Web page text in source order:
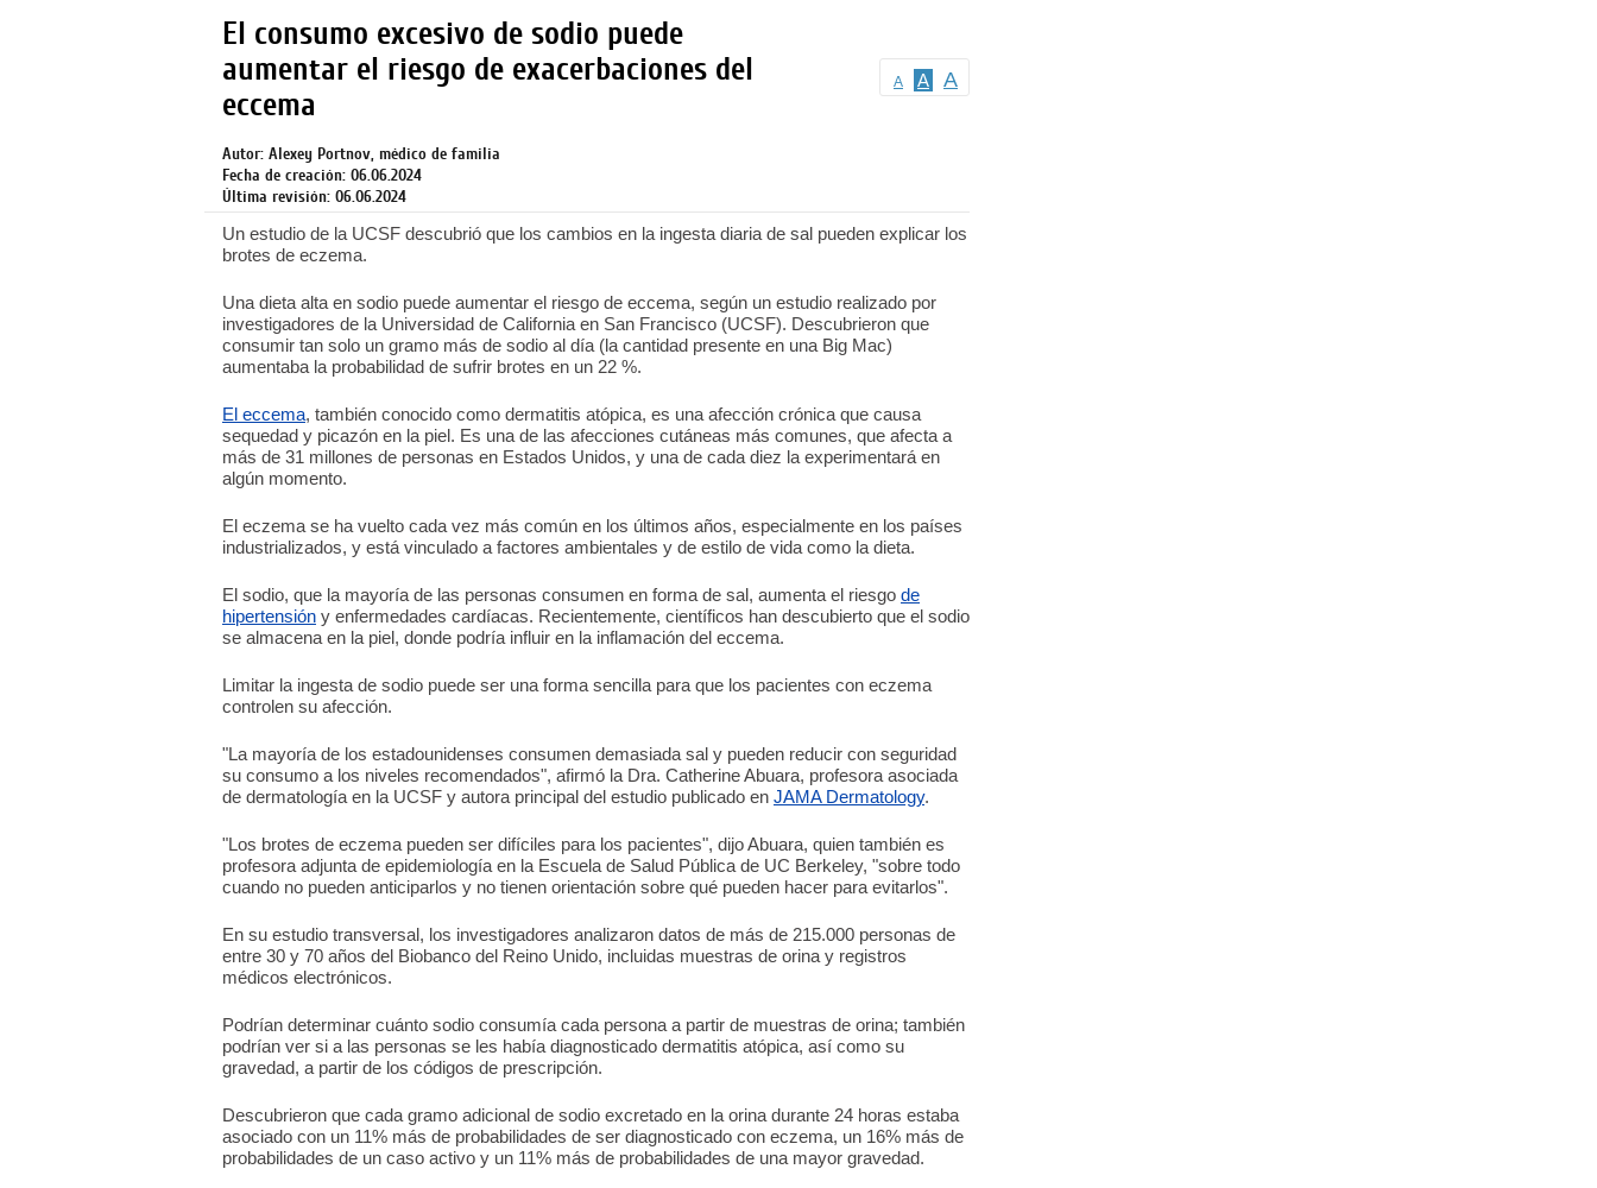
A A A
El consumo excesivo de sodio puede
aumentar el riesgo de exacerbaciones del
eccema
Autor: Alexey Portnov, médico de familia
Fecha de creación: 06.06.2024
Última revisión: 06.06.2024
Un estudio de la UCSF descubrió que los cambios en la ingesta diaria de sal pueden explicar los
brotes de eczema.
Una dieta alta en sodio puede aumentar el riesgo de eccema, según un estudio realizado por
investigadores de la Universidad de California en San Francisco (UCSF). Descubrieron que
consumir tan solo un gramo más de sodio al día (la cantidad presente en una Big Mac)
aumentaba la probabilidad de sufrir brotes en un 22 %.
El eccema, también conocido como dermatitis atópica, es una afección crónica que causa
sequedad y picazón en la piel. Es una de las afecciones cutáneas más comunes, que afecta a
más de 31 millones de personas en Estados Unidos, y una de cada diez la experimentará en
algún momento.
El eczema se ha vuelto cada vez más común en los últimos años, especialmente en los países
industrializados, y está vinculado a factores ambientales y de estilo de vida como la dieta.
El sodio, que la mayoría de las personas consumen en forma de sal, aumenta el riesgo de
hipertensión y enfermedades cardíacas. Recientemente, científicos han descubierto que el sodio
se almacena en la piel, donde podría influir en la inflamación del eccema.
Limitar la ingesta de sodio puede ser una forma sencilla para que los pacientes con eczema
controlen su afección.
"La mayoría de los estadounidenses consumen demasiada sal y pueden reducir con seguridad
su consumo a los niveles recomendados", afirmó la Dra. Catherine Abuara, profesora asociada
de dermatología en la UCSF y autora principal del estudio publicado en JAMA Dermatology.
"Los brotes de eczema pueden ser difíciles para los pacientes", dijo Abuara, quien también es
profesora adjunta de epidemiología en la Escuela de Salud Pública de UC Berkeley, "sobre todo
cuando no pueden anticiparlos y no tienen orientación sobre qué pueden hacer para evitarlos".
En su estudio transversal, los investigadores analizaron datos de más de 215.000 personas de
entre 30 y 70 años del Biobanco del Reino Unido, incluidas muestras de orina y registros
médicos electrónicos.
Podrían determinar cuánto sodio consumía cada persona a partir de muestras de orina; también
podrían ver si a las personas se les había diagnosticado dermatitis atópica, así como su
gravedad, a partir de los códigos de prescripción.
Descubrieron que cada gramo adicional de sodio excretado en la orina durante 24 horas estaba
asociado con un 11% más de probabilidades de ser diagnosticado con eczema, un 16% más de
probabilidades de un caso activo y un 11% más de probabilidades de una mayor gravedad.